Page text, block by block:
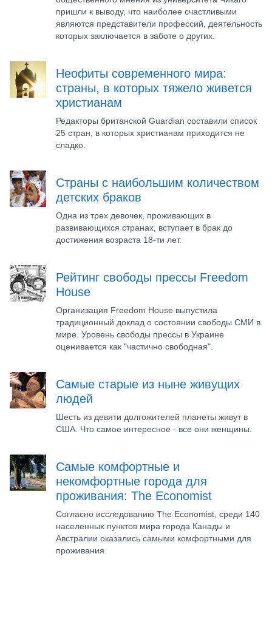
пришли к выводу, что наиболее счастливыми
являются представители профессий, деятельность
которых заключается в заботе о других.
Неофиты современного мира:
страны, в которых тяжело живется
христианам
Редакторы британской Guardian составили список
25 стран, в которых христианам приходится не
сладко.
Страны с наибольшим количеством
детских браков
Одна из трех девочек, проживающих в
развивающихся странах, вступает в брак до
достижения возраста 18-ти лет.
Рейтинг свободы прессы Freedom
House
Организация Freedom House выпустила
традиционный доклад о состоянии свободы СМИ в
мире. Уровень свободы прессы в Украине
оценивается как "частично свободная".
Самые старые из ныне живущих
людей
Шесть из девяти долгожителей планеты живут в
США. Что самое интересное - все они женщины.
Самые комфортные и
некомфортные города для
проживания: The Economist
Согласно исследованию The Economist, среди 140
населенных пунктов мира города Канады и
Австралии оказались самыми комфортными для
проживания.